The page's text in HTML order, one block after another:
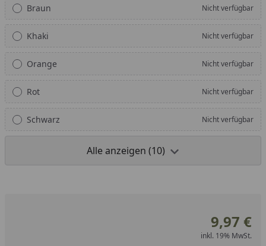
Braun Nicht verfügbar
Khaki Nicht verfügbar
Orange Nicht verfügbar
Rot Nicht verfügbar
Schwarz Nicht verfügbar
Alle anzeigen (10)
9,97 €
inkl. 19% MwSt.